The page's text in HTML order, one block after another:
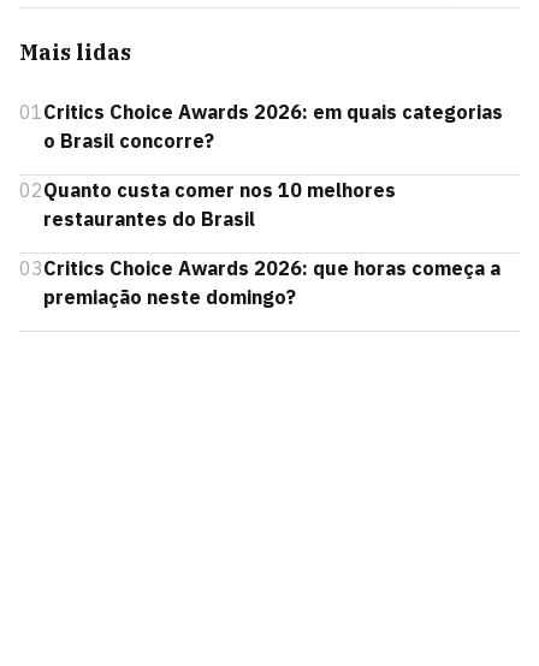
Mais lidas
01Critics Choice Awards 2026: em quais categorias
o Brasil concorre?
02Quanto custa comer nos 10 melhores
restaurantes do Brasil
03Critics Choice Awards 2026: que horas começa a
premiação neste domingo?